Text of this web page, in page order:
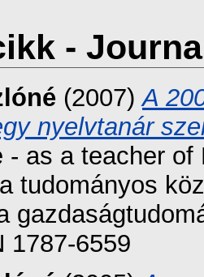
-
(2007)A
nyelvtanár
- as a teacher
tudományos
1787-6559